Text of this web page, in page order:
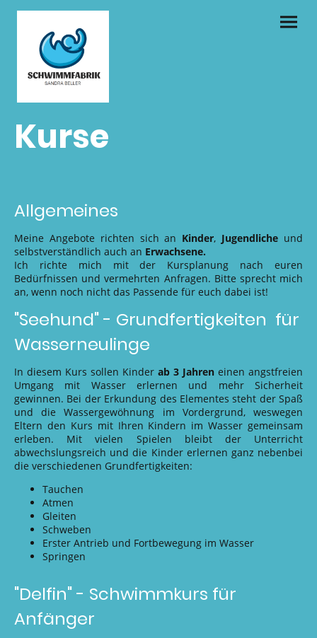
Kurse
Allgemeines
Meine Angebote richten sich an Kinder, Jugendliche und
selbstverständlich auch an Erwachsene.
Ich richte mich mit der Kursplanung nach euren
Bedürfnissen und vermehrten Anfragen. Bitte sprecht mich
an, wenn noch nicht das Passende für euch dabei ist!
"Seehund" - Grundfertigkeiten für
Wasserneulinge
In diesem Kurs sollen Kinder ab 3 Jahren einen angstfreien
Umgang mit Wasser erlernen und mehr Sicherheit
gewinnen. Bei der Erkundung des Elementes steht der Spaß
und die Wassergewöhnung im Vordergrund, weswegen
Eltern den Kurs mit Ihren Kindern im Wasser gemeinsam
erleben. Mit vielen Spielen bleibt der Unterricht
abwechslungsreich und die Kinder erlernen ganz nebenbei
die verschiedenen Grundfertigkeiten:
Tauchen
Atmen
Gleiten
Schweben
Erster Antrieb und Fortbewegung im Wasser
Springen
"Delfin" - Schwimmkurs für
Anfänger